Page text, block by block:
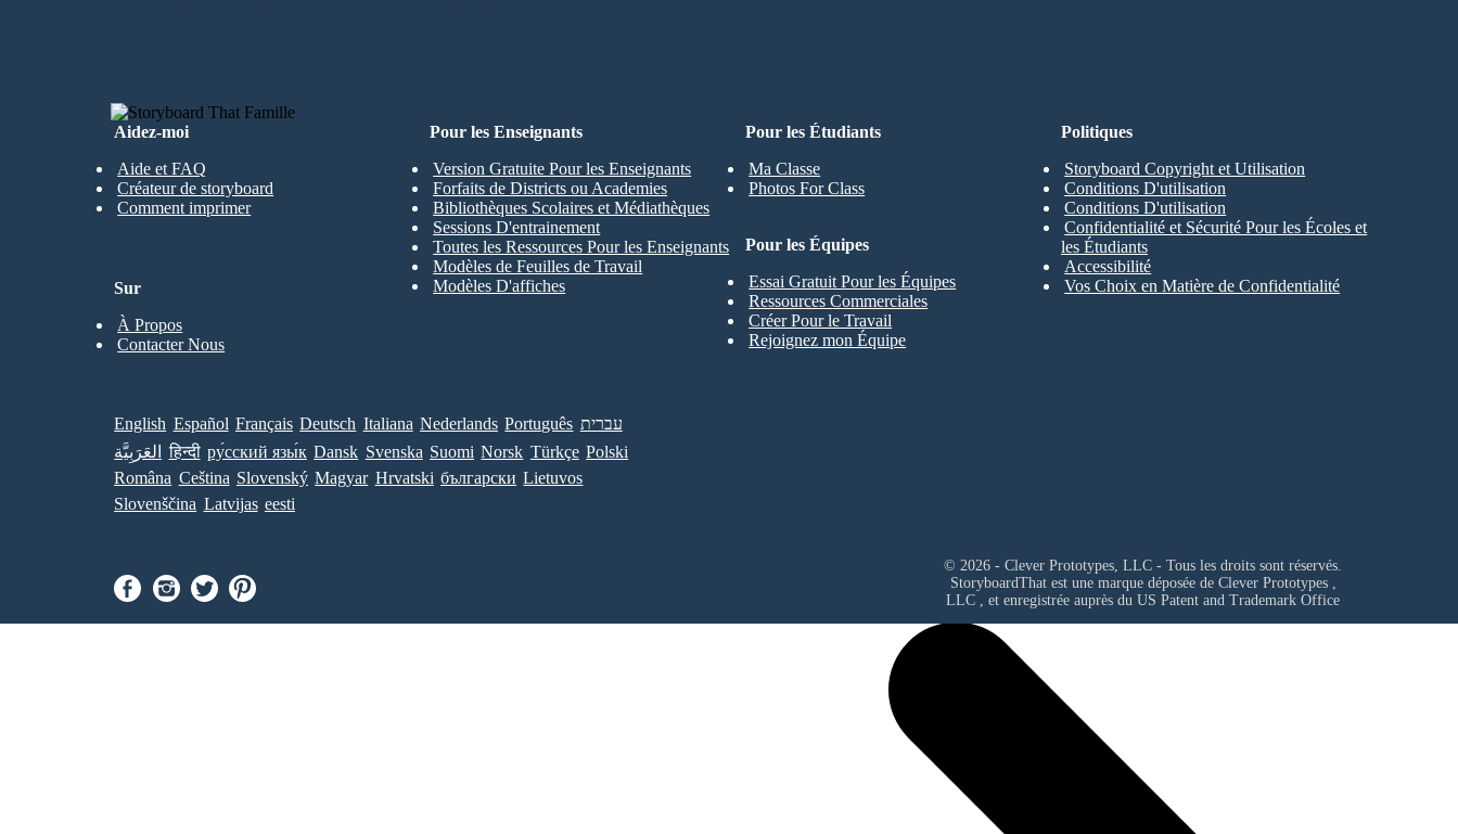
Aidez-moi
Aide et FAQ
Créateur de storyboard
Comment imprimer
Pour les Étudiants
Ma Classe
Photos For Class
Pour les Enseignants
Version Gratuite Pour les Enseignants
Forfaits de Districts ou Academies
Bibliothèques Scolaires et Médiathèques
Sessions D'entrainement
Toutes les Ressources Pour les Enseignants
Modèles de Feuilles de Travail
Modèles D'affiches
Pour les Équipes
Essai Gratuit Pour les Équipes
Ressources Commerciales
Créer Pour le Travail
Rejoignez mon Équipe
Sur
À Propos
Contacter Nous
Politiques
Storyboard Copyright et Utilisation
Conditions D'utilisation
Conditions D'utilisation
Confidentialité et Sécurité Pour les Écoles et
les Étudiants
Accessibilité
Vos Choix en Matière de Confidentialité
English Español Français Deutsch Italiana Nederlands Português עברית
العَرَبِيَّة
हिन्दी ру́сский язы́к Dansk Svenska Suomi Norsk Türkçe Polski
Româna Ceština Slovenský Magyar Hrvatski български Lietuvos
Slovenščina Latvijas eesti
© 2026 - Clever Prototypes, LLC - Tous les droits sont réservés.
StoryboardThat est une marque déposée de Clever Prototypes ,
LLC , et enregistrée auprès du US Patent and Trademark Office